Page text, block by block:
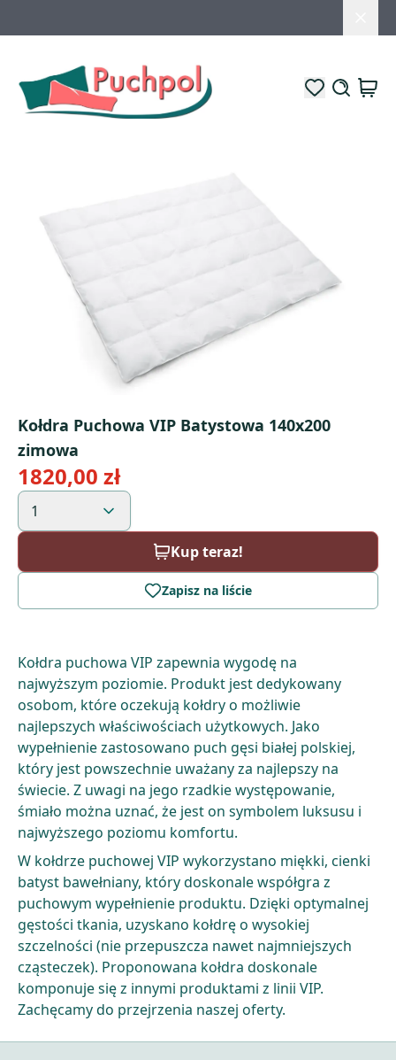
Kołdra Puchowa VIP Batystowa 140x200
zimowa
1820,00 zł
1
Kup teraz!
Zapisz na liście
Kołdra puchowa VIP zapewnia wygodę na
najwyższym poziomie. Produkt jest dedykowany
osobom, które oczekują kołdry o możliwie
najlepszych właściwościach użytkowych. Jako
wypełnienie zastosowano puch gęsi białej polskiej,
który jest powszechnie uważany za najlepszy na
świecie. Z uwagi na jego rzadkie występowanie,
śmiało można uznać, że jest on symbolem luksusu i
najwyższego poziomu komfortu.
W kołdrze puchowej VIP wykorzystano miękki, cienki
batyst bawełniany, który doskonale współgra z
puchowym wypełnienie produktu. Dzięki optymalnej
gęstości tkania, uzyskano kołdrę o wysokiej
szczelności (nie przepuszcza nawet najmniejszych
cząsteczek). Proponowana kołdra doskonale
komponuje się z innymi produktami z linii VIP.
Zachęcamy do przejrzenia naszej oferty.